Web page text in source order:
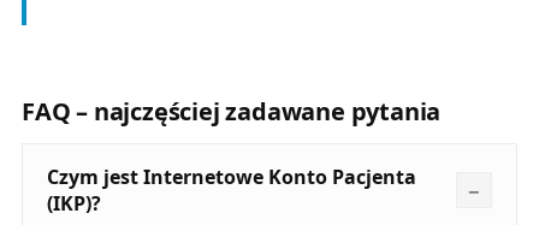
FAQ – najczęściej zadawane pytania
Czym jest Internetowe Konto Pacjenta
(IKP)?